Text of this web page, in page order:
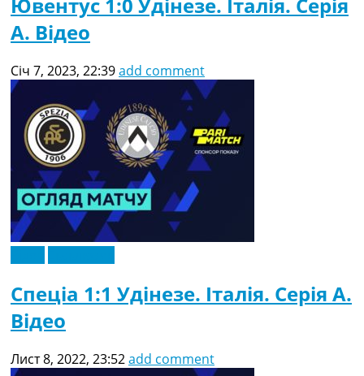
Ювентус 1:0 Удінезе. Італія. Серія
A. Відео
Січ 7, 2023, 22:39add comment
Спеціа 1:1 Удінезе. Італія. Серія A.
Відео
Лист 8, 2022, 23:52add comment